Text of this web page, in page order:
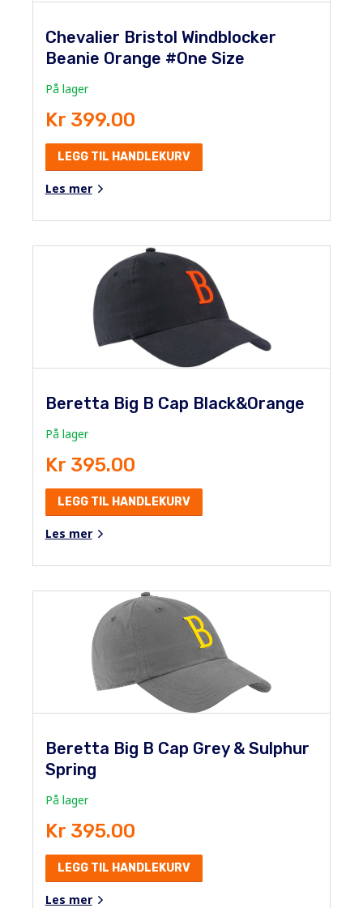
Chevalier Bristol Windblocker
Beanie Orange #One Size
På lager
Kr 399.00
LEGG TIL HANDLEKURV
Les mer
Beretta Big B Cap Black&Orange
På lager
Kr 395.00
LEGG TIL HANDLEKURV
Les mer
Beretta Big B Cap Grey & Sulphur
Spring
På lager
Kr 395.00
LEGG TIL HANDLEKURV
Les mer